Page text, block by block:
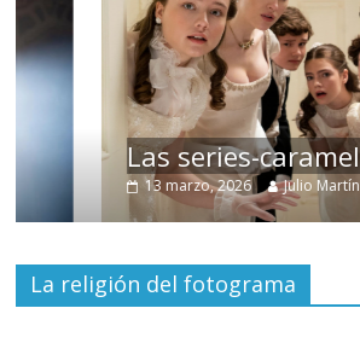
Las series-caramelos de
13 marzo, 2026 Julio Martínez Molina
La religión del fotograma